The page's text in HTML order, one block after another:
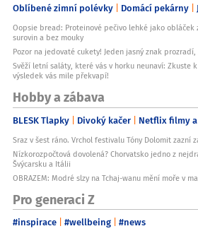
Oblíbené zimní polévky Domácí pekárny
Oopsie bread: Proteinové pečivo lehké jako
surovin a bez mouky
Pozor na jedovaté cukety! Jeden jasný znak
Svěží letní saláty, které vás v horku neunaví: Zkuste
výsledek vás mile překvapí!
Hobby a zábava
BLESK Tlapky Divoký kačer Netflix filmy
Sraz v šest ráno. Vrchol festivalu Tóny Dolomit zazní
Nízkorozpočtová dovolená? Chorvatsko jedno z
Švýcarsku a Itálii
OBRAZEM: Modré slzy na Tchaj-wanu mění moře v
Pro generaci Z
#inspirace #wellbeing #news